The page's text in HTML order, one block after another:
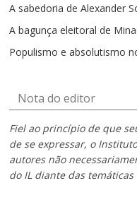
A sabedoria de Alexander
A bagunça eleitoral de
Populismo e absolutismo
Nota do editor
Fiel ao princípio de que
de se expressar, o
autores não
do IL diante das